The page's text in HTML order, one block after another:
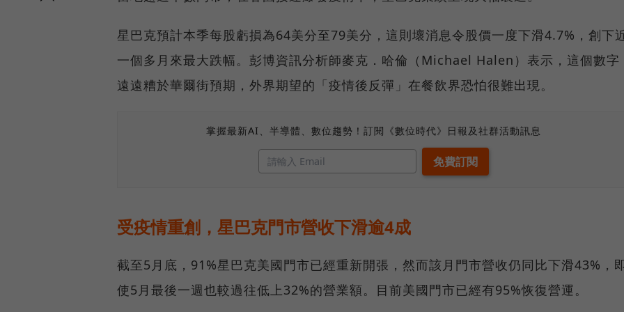
星巴克預計本季每股虧損為64美分至79美分，這則壞消息令股價一度下滑4.7%，創下
一個多月來最大跌幅。彭博資訊分析師麥克．哈倫（Michael Halen）表示，這個數字
遠遠糟於華爾街預期，外界期望的「疫情後反彈」在餐飲界恐怕很難出現。
掌握最新AI、半導體、數位趨勢！訂閱《數位時代》日報及社群活動訊息
受疫情重創，星巴克門市營收下滑逾4成
截至5月底，91%星巴克美國門市已經重新開張，然而該月門市營收仍同比下滑43%，
使5月最後一週也較過往低上32%的營業額。目前美國門市已經有95%恢復營運。